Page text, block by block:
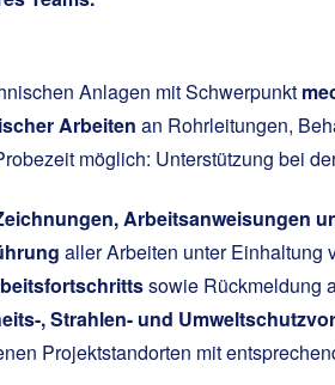
Anlagen mit Schwerpunkt
Arbeiten an Rohrleitungen,
möglich: Unterstützung bei
Arbeitsanweisungen
aller Arbeiten unter Einhaltung
sowie Rückmeldung
, Strahlen- und
Projektstandorten mit